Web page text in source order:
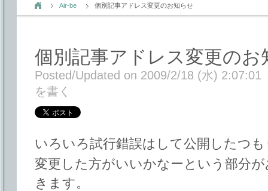
Air-be 個別記事アドレス変更のお知らせ
個別記事アドレス変更のお
Posted/Updated on 2009/2/18 (水) 2:07:01
を書く
いろいろ試行錯誤はして公開したつ
変更した方がいいかなーという部分
きます。